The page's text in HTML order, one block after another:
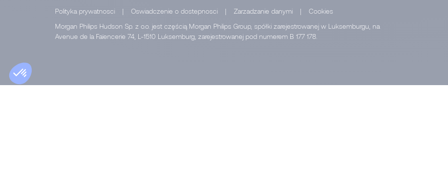
Polityka prywatnosci | Oswiadczenie o dostepnosci | Zarzadzanie danymi |
Cookies
Morgan Philips Hudson Sp. z o.o. jest częścią Morgan Philips Group, spółki zarejestrowanej w Luksemburgu, na
Avenue de la Faïencerie 74, L-1510 Luksemburg, zarejestrowanej pod numerem B 177 178.